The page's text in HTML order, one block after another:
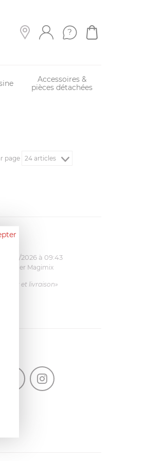
Accessoires &
pièces détachées
page
23/06/2026 à 09:43
Glacier Magimix
et livraison»